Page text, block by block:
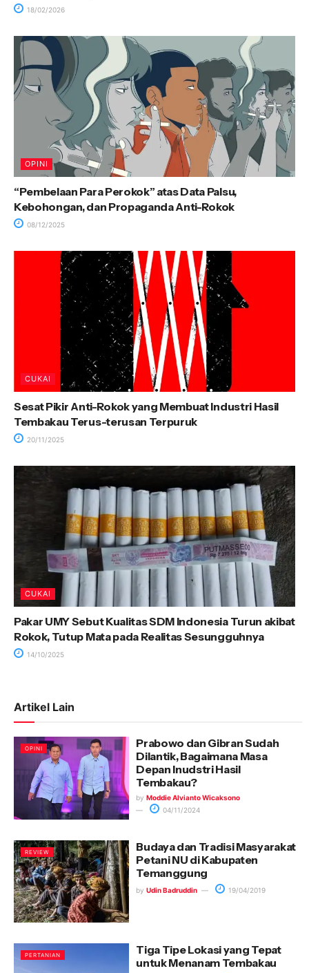
18/02/2026
OPINI
“Pembelaan Para Perokok” atas Data Palsu,
Kebohongan, dan Propaganda Anti-Rokok
08/12/2025
CUKAI
Sesat Pikir Anti-Rokok yang Membuat Industri Hasil
Tembakau Terus-terusan Terpuruk
20/11/2025
CUKAI
Pakar UMY Sebut Kualitas SDM Indonesia Turun akibat
Rokok, Tutup Mata pada Realitas Sesungguhnya
14/10/2025
Artikel Lain
OPINI
Prabowo dan Gibran Sudah
Dilantik, Bagaimana Masa
Depan Inudstri Hasil
Tembakau?
by Moddie Alvianto Wicaksono
04/11/2024
REVIEW
Budaya dan Tradisi Masyarakat
Petani NU di Kabupaten
Temanggung
by Udin Badruddin 19/04/2019
PERTANIAN
Tiga Tipe Lokasi yang Tepat
untuk Menanam Tembakau